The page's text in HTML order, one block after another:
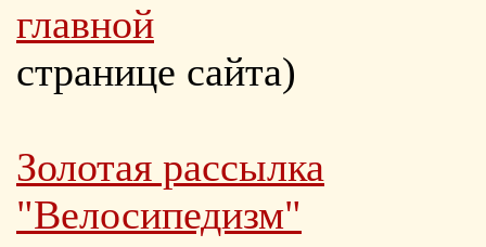
главной
странице сайта)
Золотая рассылка
"Велосипедизм"